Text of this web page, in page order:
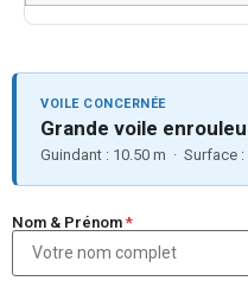
VOILE CONCERNÉE
Grande voile
Guindant : 10.50 m · Surface :
Nom & Prénom *